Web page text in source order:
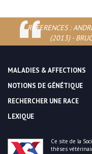
REFERENCES :
(2013) -
MALADIES & AFFECTIONS
NOTIONS DE GÉNÉTIQUE
RECHERCHER UNE RACE
LEXIQUE
Ce site de la
thèses